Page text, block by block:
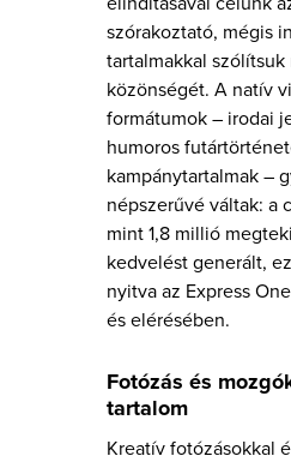
szórakoztató, mégis
tartalmakkal
közönségét. A natív
formátumok – irodai
humoros
kampánytartalmak –
népszerűvé váltak: a
mint 1,8 millió
kedvelést generált,
nyitva az Express
és elérésében.
Fotózás és
tartalom
Kreatív fotózásokkal